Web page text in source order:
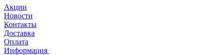
Акции
Новости
Контакты
Доставка
Оплата
Информация